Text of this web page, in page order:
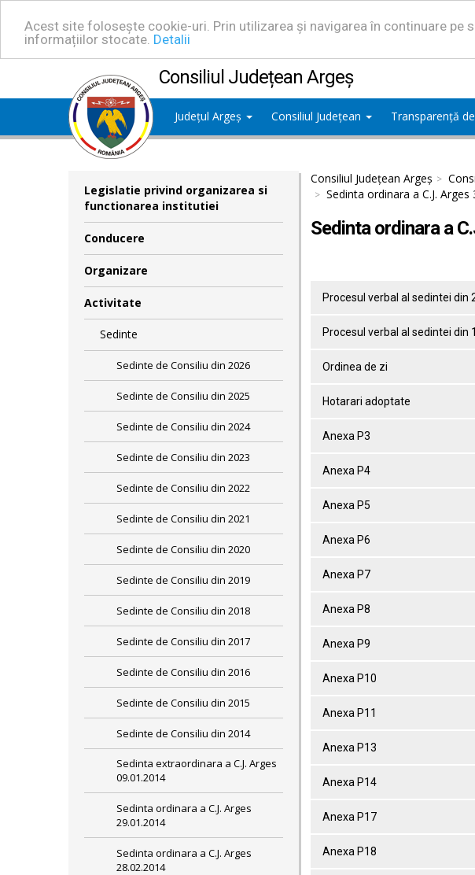
Acest site folosește cookie-uri. Prin utilizarea și navigarea în continuare
informațiilor stocate. Detalii
Consiliul Județean Argeș
Județul Argeș Consiliul Județean Transparență
Legislatie privind organizarea si
functionarea institutiei
Conducere
Organizare
Activitate
Sedinte
Sedinte de Consiliu din 2026
Sedinte de Consiliu din 2025
Sedinte de Consiliu din 2024
Sedinte de Consiliu din 2023
Sedinte de Consiliu din 2022
Sedinte de Consiliu din 2021
Sedinte de Consiliu din 2020
Sedinte de Consiliu din 2019
Sedinte de Consiliu din 2018
Sedinte de Consiliu din 2017
Sedinte de Consiliu din 2016
Sedinte de Consiliu din 2015
Sedinte de Consiliu din 2014
Sedinta extraordinara a C.J. Arges
09.01.2014
Sedinta ordinara a C.J. Arges
29.01.2014
Sedinta ordinara a C.J. Arges
28.02.2014
Consiliul Județean Argeș
Sedinta ordinara a C.J. Arges
Sedinta ordinara a
Procesul verbal al sedintei din
Procesul verbal al sedintei din
Ordinea de zi
Hotarari adoptate
Anexa P3
Anexa P4
Anexa P5
Anexa P6
Anexa P7
Anexa P8
Anexa P9
Anexa P10
Anexa P11
Anexa P13
Anexa P14
Anexa P17
Anexa P18